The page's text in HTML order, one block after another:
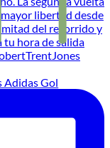
Adidas Gol